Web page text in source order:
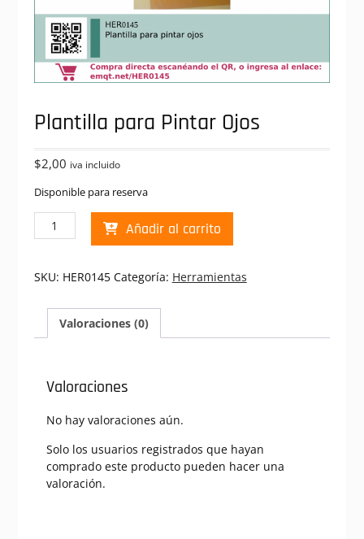
Plantilla para Pintar Ojos
$2,00 iva incluido
Disponible para reserva
Plantilla
para
Ojos
Añadir al carrito
SKU: HER0145 Categoría: Herramientas
Valoraciones (0)
Valoraciones
No hay valoraciones aún.
Solo los usuarios registrados que hayan
comprado este producto pueden hacer una
valoración.